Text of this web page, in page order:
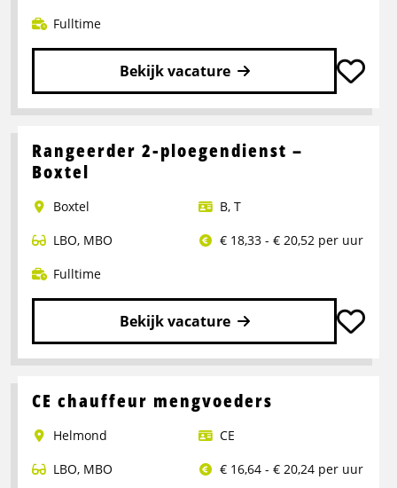
Fulltime
Bekijk vacature
Lees
over
Portaalwagen
Rangeerder 2-ploegendienst –
Boxtel
Boxtel B, T
LBO, MBO
€ 18,33 - € 20,52 per uur
Fulltime
Bekijk vacature
Lees
over
2-
ploegendienst
CE chauffeur mengvoeders
Helmond
CE
LBO, MBO
€ 16,64 - € 20,24 per uur